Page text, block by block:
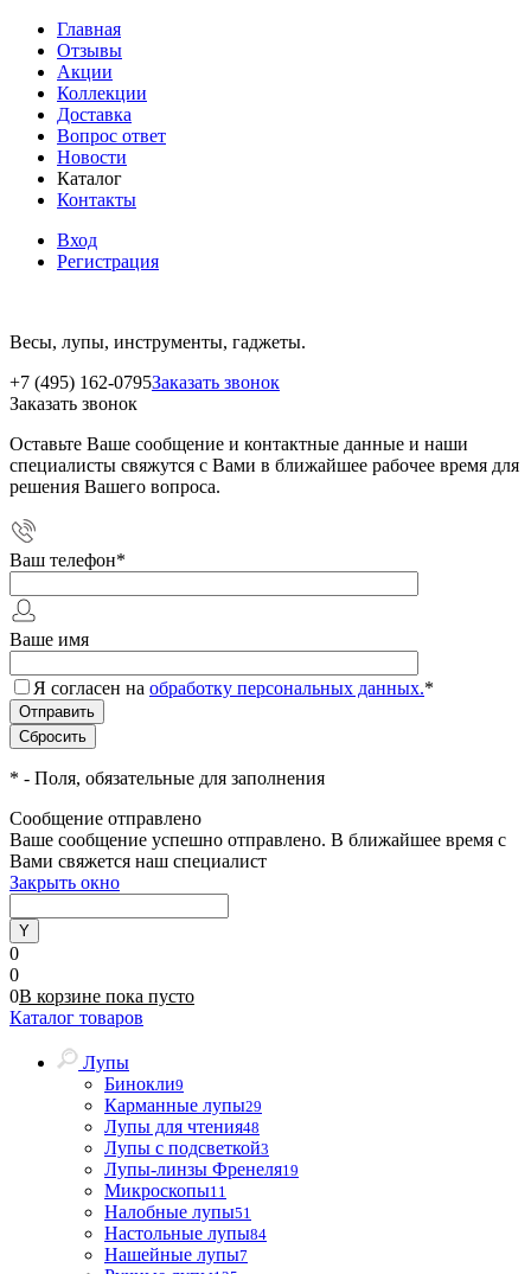
Главная
Отзывы
Акции
Коллекции
Доставка
Вопрос ответ
Новости
Каталог
Контакты
Вход
Регистрация
Весы, лупы, инструменты, гаджеты.
+7 (495) 162-0795Заказать звонок
Заказать звонок
Оставьте Ваше сообщение и контактные данные и наши
специалисты свяжутся с Вами в ближайшее рабочее время для
решения Вашего вопроса.
Ваш телефон*
Ваше имя
Я согласен на обработку персональных данных.*
* - Поля, обязательные для заполнения
Сообщение отправлено
Ваше сообщение успешно отправлено. В ближайшее время с
Вами свяжется наш специалист
Закрыть окно
0
0
0В корзине пока пусто
Каталог товаров
Лупы
Бинокли9
Карманные лупы29
Лупы для чтения48
Лупы с подсветкой3
Лупы-линзы Френеля19
Микроскопы11
Налобные лупы51
Настольные лупы84
Нашейные лупы7